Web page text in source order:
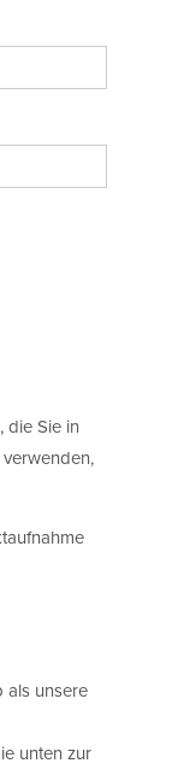
die Sie in
als unsere
unten zur